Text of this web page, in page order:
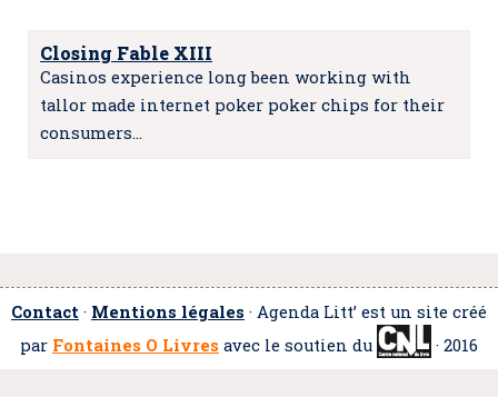
Closing Fable XIII
Casinos experience long been working with
tallor made internet poker poker chips for their
consumers…
Contact · Mentions légales · Agenda Litt’ est un site créé
par Fontaines O Livres avec le soutien du · 2016